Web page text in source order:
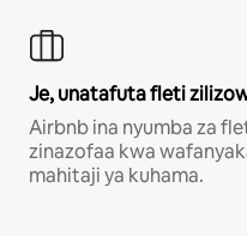
Je, unatafuta fleti
Airbnb ina nyumba za
zinazofaa kwa
mahitaji ya kuhama.